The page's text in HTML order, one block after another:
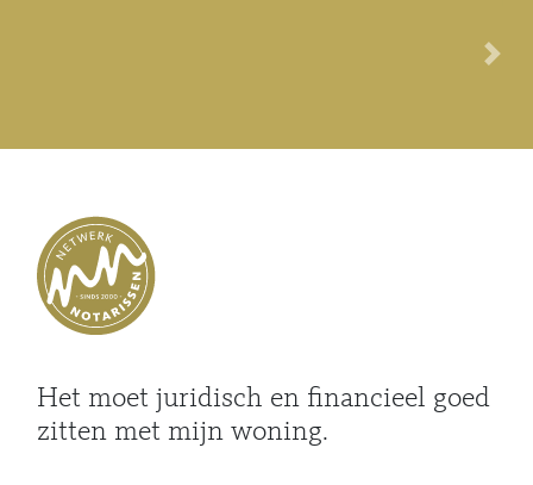
Het moet juridisch en financieel goed
zitten met mijn woning.